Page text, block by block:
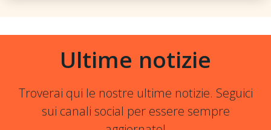
Ultime notizie
Troverai qui le nostre ultime notizie. Seguici
sui canali social per essere sempre